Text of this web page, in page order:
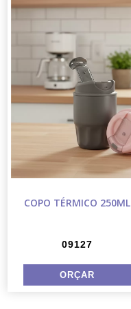
COPO TÉRMICO 250ML
09127